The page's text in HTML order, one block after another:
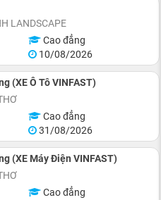
LANDSCAPE
Cao đẳng
10/08/2026
(XE Ô Tô VINFAST)
Cao đẳng
31/08/2026
(XE Máy Điện VINFAST)
Cao đẳng